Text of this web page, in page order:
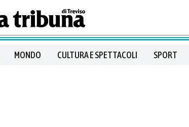
MONDO CULTURA E SPETTACOLI SPORT